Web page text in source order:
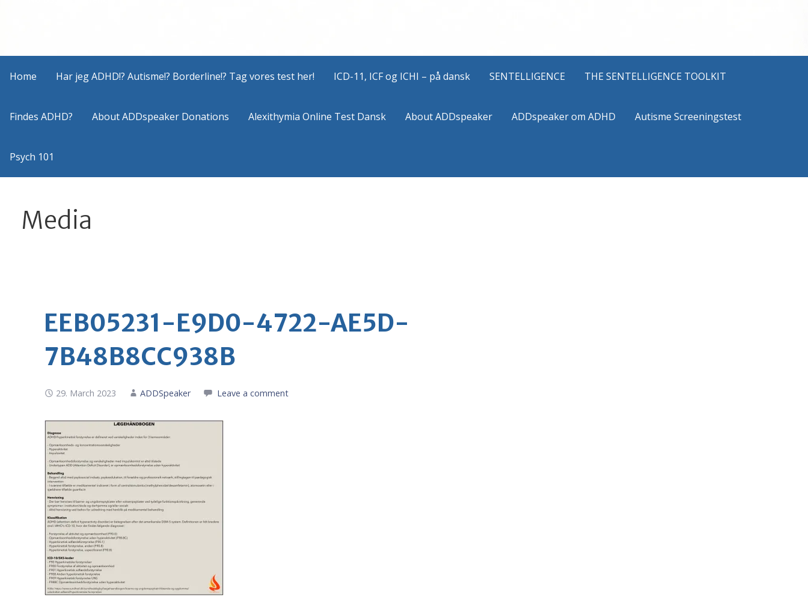
Home Har jeg ADHD!? Autisme!? Borderline!? Tag vores test her! ICD-11, ICF og ICHI – på dansk SENTELLIGENCE THE SENTELLIGENCE TOOLKIT
Findes ADHD? About ADDspeaker Donations Alexithymia Online Test Dansk About ADDspeaker ADDspeaker om ADHD Autisme Screeningstest
Psych 101
Media
EEB05231-E9D0-4722-AE5D-
7B48B8CC938B
29. March 2023 ADDSpeaker Leave a comment